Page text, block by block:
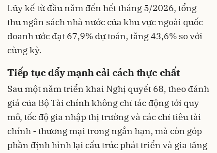
Lũy kế từ đầu năm đến hết tháng 5/2026, tổng
thu ngân sách nhà nước của khu vực ngoài quốc
doanh ước đạt 67,9% dự toán, tăng 43,6% so với
cùng kỳ.
Tiếp tục đẩy mạnh cải cách thực chất
Sau một năm triển khai Nghị quyết 68, theo đánh
giá của Bộ Tài chính không chỉ tác động tới quy
mô, tốc độ gia nhập thị trường và các chỉ tiêu tài
chính - thương mại trong ngắn hạn, mà còn góp
phần định hình lại cấu trúc phát triển và gia tăng